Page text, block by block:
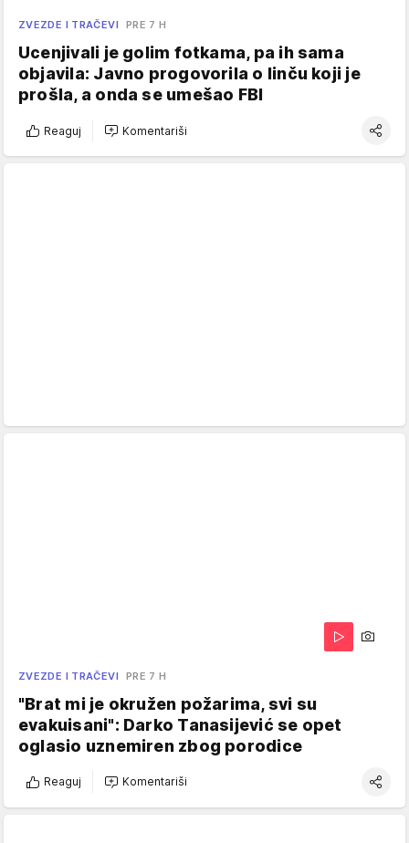
ZVEZDE I TRAČEVI PRE 7 H
Ucenjivali je golim fotkama, pa ih sama
objavila: Javno progovorila o linču koji je
prošla, a onda se umešao FBI
Reaguj Komentariši
ZVEZDE I TRAČEVI PRE 7 H
"Brat mi je okružen požarima, svi su
evakuisani": Darko Tanasijević se opet
oglasio uznemiren zbog porodice
Reaguj Komentariši